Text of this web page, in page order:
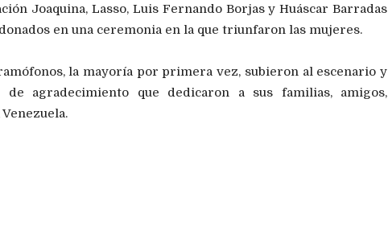
Joaquina, Lasso, Luis Fernando Borjas y Huáscar Barradas
en una ceremonia en la que triunfaron las mujeres.
la mayoría por primera vez, subieron al escenario y
agradecimiento que dedicaron a sus familias, amigos,